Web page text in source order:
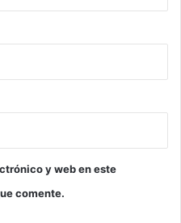
y web en este
comente.